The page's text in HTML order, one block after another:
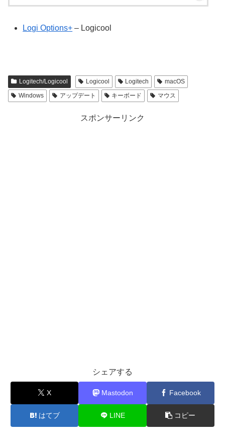
Logi Options+ – Logicool
Logitech/Logicool Logicool Logitech
macOS
Windows
アップデート キーボード マウス
スポンサーリンク
シェアする
X Mastodon Facebook
はてブ LINE コピー